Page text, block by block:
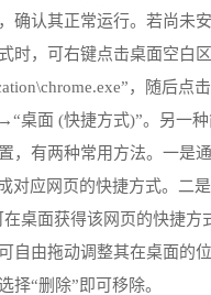
确认其正常运行。若尚未
时，可右键点击桌面空白
，随后
桌面 (快捷方式)”。另一
，有两种常用方法。一是
对应网页的快捷方式。二
桌面获得该网页的快捷方
自由拖动调整其在桌面的
择“删除”即可移除。